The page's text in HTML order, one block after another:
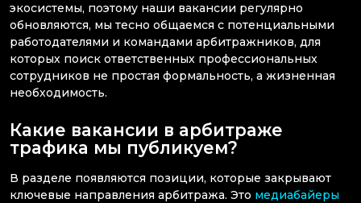
экосистемы, поэтому наши вакансии регулярно
обновляются, мы тесно общаемся с потенциальными
работодателями и командами арбитражников, для
которых поиск ответственных профессиональных
сотрудников не простая формальность, а жизненная
необходимость.
Какие вакансии в арбитраже
трафика мы публикуем?
В разделе появляются позиции, которые закрывают
ключевые направления арбитража. Это медиабайеры